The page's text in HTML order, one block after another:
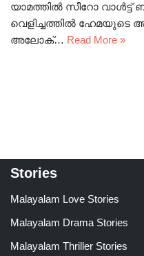
യാമത്തിൽ സീറോ
വെളിച്ചത്തിൽ ഹേമയുടെ
അലോക്… Read More »
Stories
Malayalam Love Stories
Malayalam Drama Stories
Malayalam Thriller Stories